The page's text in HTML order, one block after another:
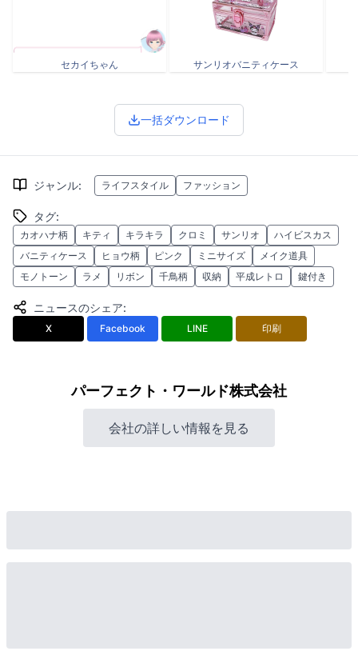
セカイちゃん サンリオバニティケース
一括ダウンロード
ジャンル: ライフスタイル ファッション
タグ:
カオハナ柄 キティ キラキラ クロミ サンリオ
ハイビスカス
バニティケース
ヒョウ柄 ピンク ミニサイズ
メイク道具
モノトーン
ラメ リボン 千鳥柄 収納 平成レトロ 鍵付き
ニュースのシェア:
X Facebook LINE 印刷
パーフェクト・ワールド株式会社
会社の詳しい情報を見る